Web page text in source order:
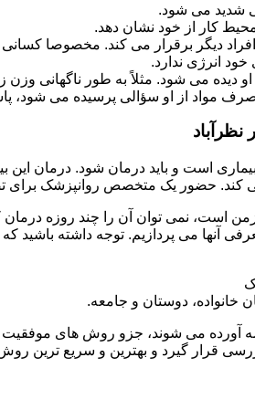
شدید می شود.
کار از خود نشان دهد.
دیگر برقرار می کند. مخصوصا
خود انرژی ندارد.
دیده می شود. مثلاً به طور ناگهانی وزن
مواد از او سؤالی پرسیده می شود،
نظرآباد
بیماری است و باید درمان شود. درمان
حضور یک متخصص روانپزشک برای
است، نمی توان آن را چند روزه
آنها می پردازیم. توجه داشته باشید
خانواده، دوستان و جامعه.
آورده می شوند، جزو روش های موفقیت
قرار گیرد و بهترین و سریع ترین روش